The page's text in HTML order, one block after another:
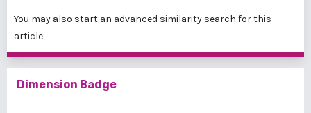
You may also start an advanced similarity search for this
article.
Dimension Badge